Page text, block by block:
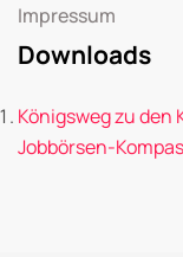
Impressum
Downloads
Königsweg zu
Jobbörsen-